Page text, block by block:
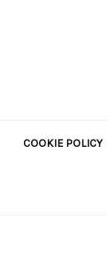
COOKIE POLICY